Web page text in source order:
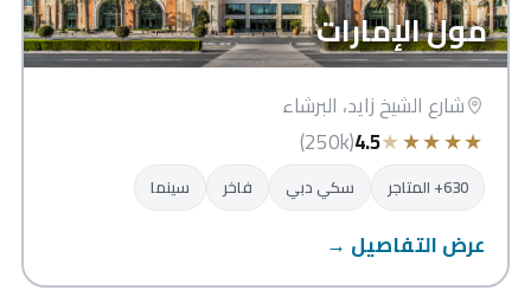
مول الإمارات
شارع الشيخ زايد، البرشاء
★
★
★
★
★
4.5
(250k)
630+ المتاجر سكي دبي فاخر سينما
عرض التفاصيل →